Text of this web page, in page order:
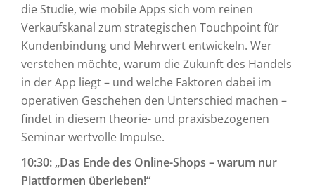
die Studie, wie mobile Apps sich vom reinen
Verkaufskanal zum strategischen Touchpoint für
Kundenbindung und Mehrwert entwickeln. Wer
verstehen möchte, warum die Zukunft des Handels
in der App liegt – und welche Faktoren dabei im
operativen Geschehen den Unterschied machen –
findet in diesem theorie- und praxisbezogenen
Seminar wertvolle Impulse.
10:30: „Das Ende des Online-Shops – warum nur
Plattformen überleben!“